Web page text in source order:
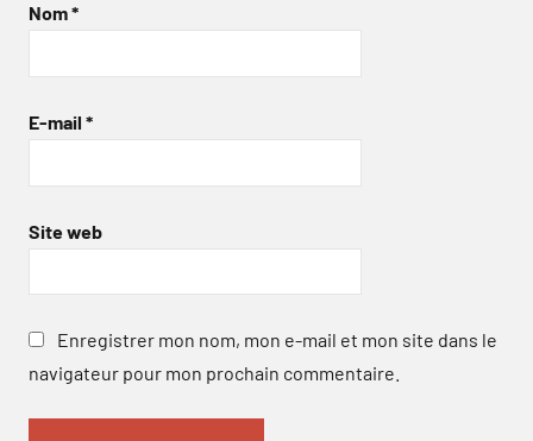
Nom*
E-mail *
Site web
Enregistrer mon nom, mon e-mail et mon site dans le
navigateur pour mon prochain commentaire.